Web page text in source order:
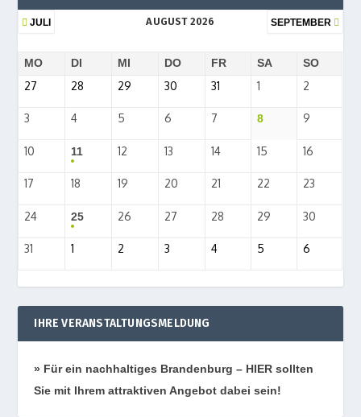
JULI AUGUST 2026 SEPTEMBER
MO DI MI DO FR SA SO
27 28 29 30 31 1 2
3 4 5 6 7 8 9
10 11 12 13 14 15 16
17 18 19 20 21 22 23
24 25 26 27 28 29 30
31 1 2 3 4 5 6
IHRE VERANSTALTUNGSMELDUNG
» Für ein nach­hal­ti­ges Bran­den­burg – HIER soll­ten
Sie mit Ihrem attrak­ti­ven Ange­bot dabei sein!